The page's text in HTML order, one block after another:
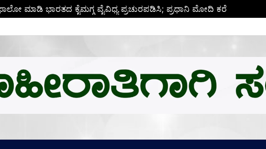
ಚಿನ್ನದ ಪದಕದ ಗರಿ: ಉನ್ನತ ಸಂಶೋಧನೆಗೆ ಅಮೆರಿಕಕ್ಕೆ ಪಯಣ